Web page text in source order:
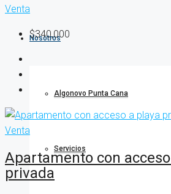
Nosotros
Algonovo Punta Cana
Servicios
Venta
$340,000
Venta
Apartamento con
privada